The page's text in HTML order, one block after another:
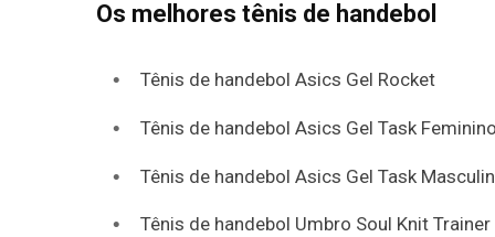
Os melhores tênis de handebol
Tênis de handebol Asics Gel Rocket
Tênis de handebol Asics Gel Task
Tênis de handebol Asics Gel Task
Tênis de handebol Umbro Soul Knit Trainer